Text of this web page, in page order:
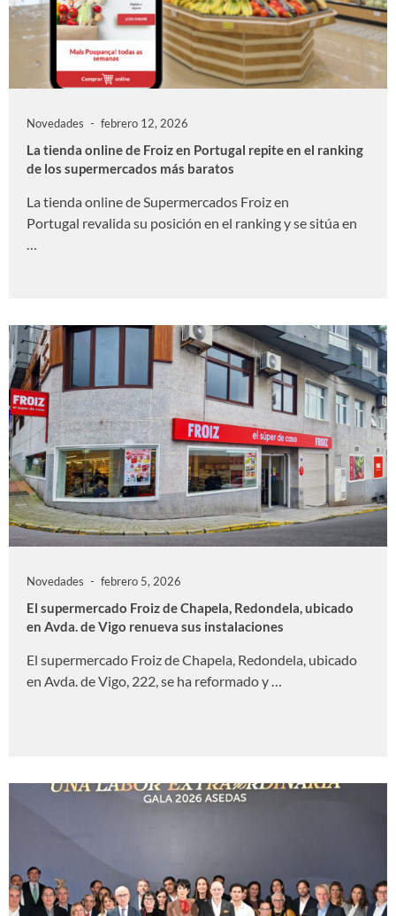
Novedades febrero 12, 2026
La tienda online de Froiz en Portugal repite en el ranking
de los supermercados más baratos
La tienda online de Supermercados Froiz en
Portugal revalida su posición en el ranking y se sitúa en
Novedades febrero 5, 2026
El supermercado Froiz de Chapela, Redondela, ubicado
en Avda. de Vigo renueva sus instalaciones
El supermercado Froiz de Chapela, Redondela, ubicado
en Avda. de Vigo, 222, se ha reformado y …